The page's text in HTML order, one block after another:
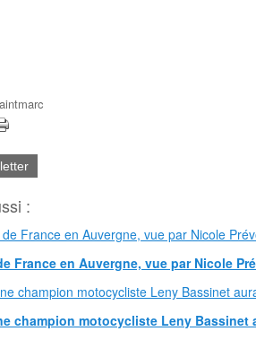
:
France en Auvergne, vue par Nicole
champion motocycliste Leny Bassinet